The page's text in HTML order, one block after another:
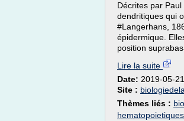
Décrites par
dendritiques qui
#Langerhans,
épidermique.
position
Lire la suite
Date: 2019-05-
Site :
Thèmes liés :
hematopoietiques